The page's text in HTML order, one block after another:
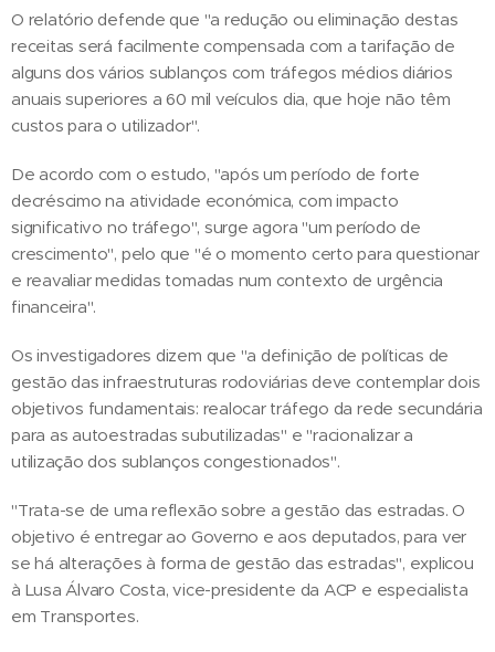
O relatório defende que "a redução ou eliminação destas
receitas será facilmente compensada com a tarifação de
alguns dos vários sublanços com tráfegos médios diários
anuais superiores a 60 mil veículos dia, que hoje não têm
custos para o utilizador".
De acordo com o estudo, "após um período de forte
decréscimo na atividade económica, com impacto
significativo no tráfego", surge agora "um período de
crescimento", pelo que "é o momento certo para questionar
e reavaliar medidas tomadas num contexto de urgência
financeira".
Os investigadores dizem que "a definição de políticas de
gestão das infraestruturas rodoviárias deve contemplar dois
objetivos fundamentais: realocar tráfego da rede secundária
para as autoestradas subutilizadas" e "racionalizar a
utilização dos sublanços congestionados".
"Trata-se de uma reflexão sobre a gestão das estradas. O
objetivo é entregar ao Governo e aos deputados, para ver
se há alterações à forma de gestão das estradas", explicou
à Lusa Álvaro Costa, vice-presidente da ACP e especialista
em Transportes.